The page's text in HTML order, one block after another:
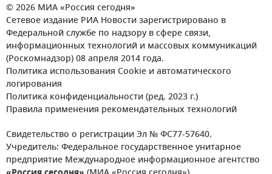
© 2026 МИА «Россия сегодня»
Сетевое издание РИА Новости зарегистрировано в
Федеральной службе по надзору в сфере связи,
информационных технологий и массовых коммуникаций
(Роскомнадзор) 08 апреля 2014 года.
Политика использования Cookie и автоматического
логирования
Политика конфиденциальности (ред. 2023 г.)
Правила применения рекомендательных технологий
Свидетельство о регистрации Эл № ФС77-57640.
Учредитель: Федеральное государственное унитарное
предприятие Международное информационное агентство